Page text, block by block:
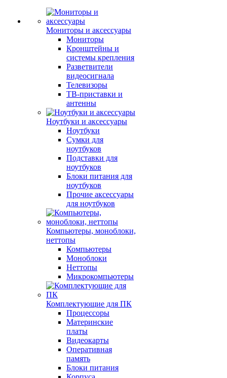
Мониторы и аксессуары
Мониторы
Кронштейны и
системы крепления
Разветвители
видеосигнала
Телевизоры
ТВ-приставки и
антенны
Ноутбуки и аксессуары
Ноутбуки
Сумки для
ноутбуков
Подставки для
ноутбуков
Блоки питания для
ноутбуков
Прочие аксессуары
для ноутбуков
Компьютеры, моноблоки,
неттопы
Компьютеры
Моноблоки
Неттопы
Микрокомпьютеры
Комплектующие для ПК
Процессоры
Материнские
платы
Видеокарты
Оперативная
память
Блоки питания